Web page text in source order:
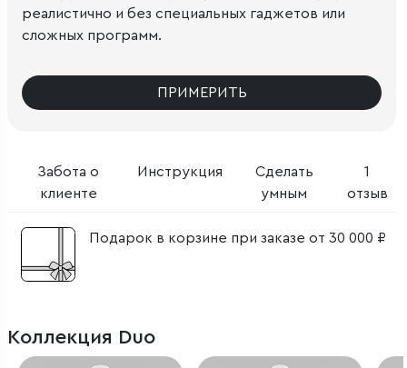
Забота о
клиенте
Инструкция
Сделать
умным
1
отзыв
Подарок в корзине при заказе от 30 000 ₽
реалистично и без специальных гаджетов или
сложных программ.
ПРИМЕРИТЬ
Коллекция Duo